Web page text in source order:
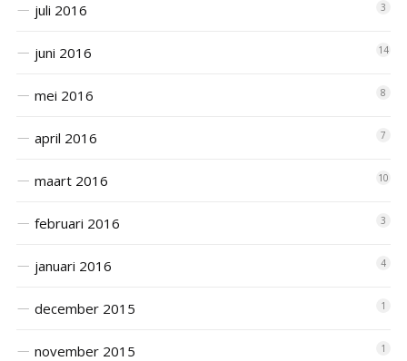
juli 2016 3
juni 2016 14
mei 2016 8
april 2016 7
maart 2016 10
februari 2016 3
januari 2016 4
december 2015 1
november 2015 1